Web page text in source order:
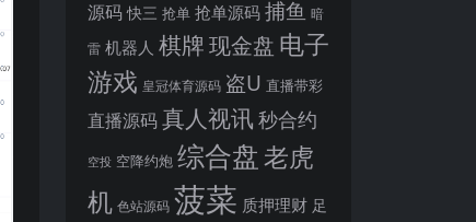
源码 快三 抢单 抢单源码 捕鱼 暗
雷 机器人 棋牌现金盘 电子
游戏 皇冠体育源码 盗U 直播带彩
直播源码真人视讯 秒合约
空投 空降约炮 综合盘老虎
机 色站源码 菠菜 质押理财 足